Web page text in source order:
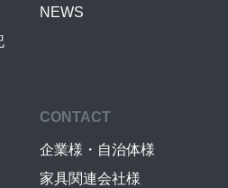
NEWS
CONTACT
企業様・自治体様
家具関連会社様